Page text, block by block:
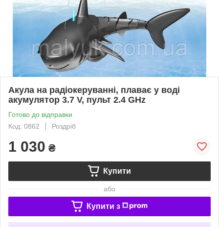
Акула на радіокеруванні, плаває у воді
акумулятор 3.7 V, пульт 2.4 GHz
Готово до відправки
Код: 0862
Роздріб
1 030 ₴
Купити
або
Купити з